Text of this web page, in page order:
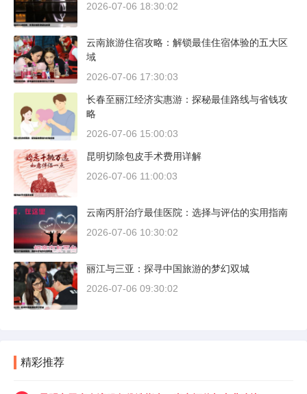
2026-07-06 18:30:02
云南旅游住宿攻略：解锁最佳住宿体验的五大区
域
2026-07-06 17:30:03
长春至丽江经济实惠游：探秘最佳路线与省钱攻
略
2026-07-06 15:00:03
昆明切除包皮手术费用详解
2026-07-06 11:00:03
云南丙肝治疗最佳医院：选择与评估的实用指南
2026-07-06 10:30:02
丽江与三亚：探寻中国旅游的梦幻双城
2026-07-06 09:30:02
精彩推荐